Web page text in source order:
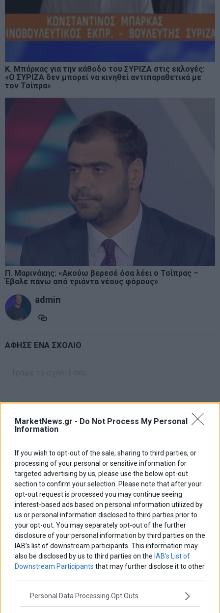
MarketNews.gr - Do Not Process My Personal
Information
If you wish to opt-out of the sale, sharing to third parties, or
processing of your personal or sensitive information for
targeted advertising by us, please use the below opt-out
section to confirm your selection. Please note that after your
opt-out request is processed you may continue seeing
interest-based ads based on personal information utilized by
us or personal information disclosed to third parties prior to
your opt-out. You may separately opt-out of the further
disclosure of your personal information by third parties on the
IAB’s list of downstream participants. This information may
also be disclosed by us to third parties on the IAB’s List of
Downstream Participants that may further disclose it to other
Personal Data Processing Opt Outs
Κ. Μπάρκας για την κάθοδο του ΣΥΡΙΖΑ στις εκλογές:
«Ο ΣΥΡΙΖΑ δεν μπορεί να κινηθεί αντιπαραθετικά με
τον Τσίπρα»
Π. Μαρινάκης: «Ακούω βερεσέ όσα λέει ο Τσίπρας –
Έβαλε πάνω από τριάντα νέους φόρους»
admin
ΑΦΗΣΕ ΕΝΑ ΣΧΟΛΙΟ
Αποθήκευσε το όνομά μου, email, και τον ιστότοπο μου σε αυτόν
τον πλοηγό για την επόμενη φορά που θα σχολιάσω.
Πλοήγηση
ΠΡΟΗΓΟΥΜΕΝΟ ΑΡΘΡΟ
Previous
Τέλος τα πανηγύρια έως το
ΕΠΟΜΕΝΟ ΑΡΘΡΟ
Δημόσια συγνώμη για..